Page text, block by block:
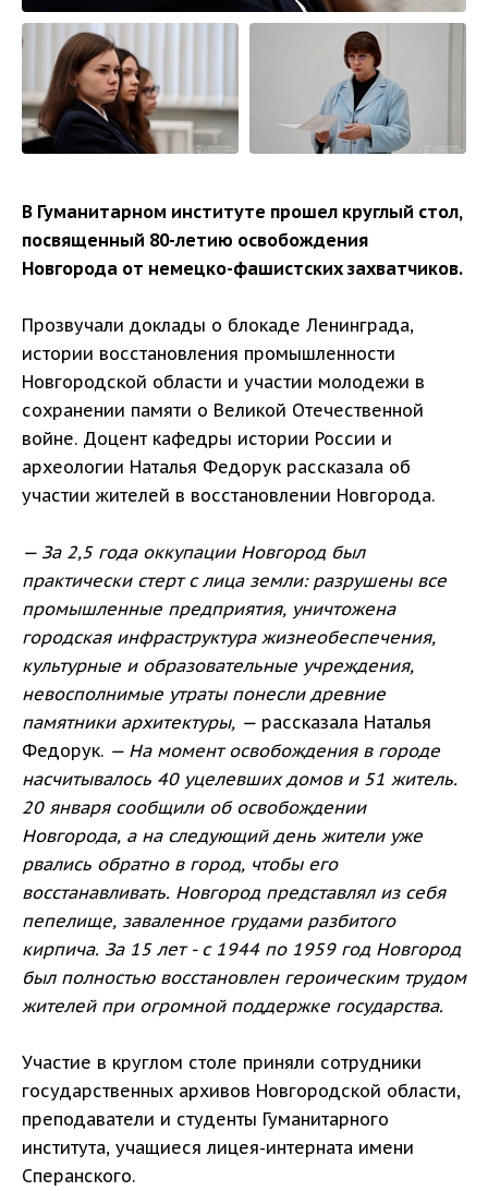
В Гуманитарном институте прошел круглый стол,
посвященный 80-летию освобождения
Новгорода от немецко-фашистских захватчиков.
Прозвучали доклады о блокаде Ленинграда,
истории восстановления промышленности
Новгородской области и участии молодежи в
сохранении памяти о Великой Отечественной
войне. Доцент кафедры истории России и
археологии Наталья Федорук рассказала об
участии жителей в восстановлении Новгорода.
— За 2,5 года оккупации Новгород был
практически стерт с лица земли: разрушены все
промышленные предприятия, уничтожена
городская инфраструктура жизнеобеспечения,
культурные и образовательные учреждения,
невосполнимые утраты понесли древние
памятники архитектуры, — рассказала Наталья
Федорук. — На момент освобождения в городе
насчитывалось 40 уцелевших домов и 51 житель.
20 января сообщили об освобождении
Новгорода, а на следующий день жители уже
рвались обратно в город, чтобы его
восстанавливать. Новгород представлял из себя
пепелище, заваленное грудами разбитого
кирпича. За 15 лет - с 1944 по 1959 год Новгород
был полностью восстановлен героическим трудом
жителей при огромной поддержке государства.
Участие в круглом столе приняли сотрудники
государственных архивов Новгородской области,
преподаватели и студенты Гуманитарного
института, учащиеся лицея-интерната имени
Сперанского.